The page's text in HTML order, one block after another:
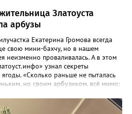
Златоуста
арбузы
Екатерина Громова всегда
свою мини-бахчу, но в нашем
неизменно проваливалась. А в этом
узнал секреты
«Сколько раньше не пыталась
но своим арбузиком, всё мимо:
– В этом году посадила сорт так
– «Юлия», а также «Коккоро»